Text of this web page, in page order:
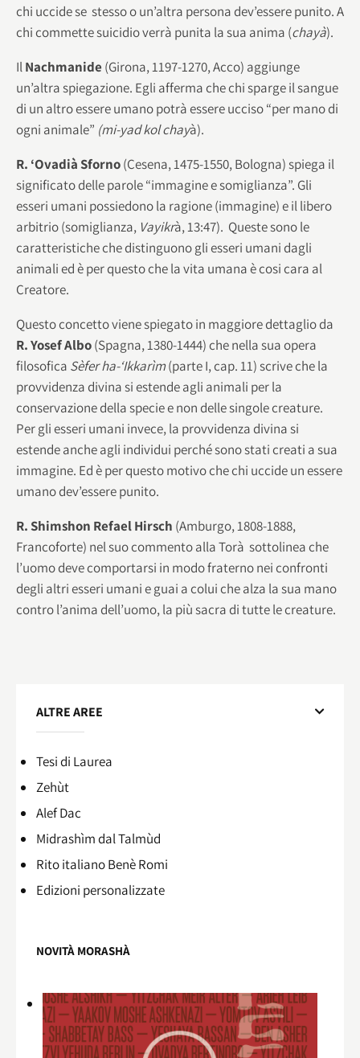
chi uccide se stesso o un’altra persona dev’essere punito. A
chi commette suicidio verrà punita la sua anima (chayà).
IlNachmanide (Girona, 1197-1270, Acco) aggiunge
un’altra spiegazione. Egli afferma che chi sparge il sangue
di un altro essere umano potrà essere ucciso “per mano di
ogni animale” (mi-yad kol chayà).
R. ‘Ovadià Sforno(Cesena, 1475-1550, Bologna) spiega il
significato delle parole “immagine e somiglianza”. Gli
esseri umani possiedono la ragione (immagine) e il libero
arbitrio (somiglianza, Vayikrà, 13:47). Queste sono le
caratteristiche che distinguono gli esseri umani dagli
animali ed è per questo che la vita umana è cosi cara al
Creatore.
Questo concetto viene spiegato in maggiore dettaglio da
R. Yosef Albo(Spagna, 1380-1444) che nella sua opera
filosofica Sèfer ha-‘Ikkarìm(parte I, cap. 11) scrive che la
provvidenza divina si estende agli animali per la
conservazione della specie e non delle singole creature.
Per gli esseri umani invece, la provvidenza divina si
estende anche agli individui perché sono stati creati a sua
immagine. Ed è per questo motivo che chi uccide un essere
umano dev’essere punito.
R. Shimshon Refael Hirsch (Amburgo, 1808-1888,
Francoforte) nel suo commento alla Torà sottolinea che
l’uomo deve comportarsi in modo fraterno nei confronti
degli altri esseri umani e guai a colui che alza la sua mano
contro l’anima dell’uomo, la più sacra di tutte le creature.
ALTRE AREE
Tesi di Laurea
Zehùt
Alef Dac
Midrashìm dal Talmùd
Rito italiano Benè Romi​
Edizioni personalizzate
NOVITÀ MORASHÀ